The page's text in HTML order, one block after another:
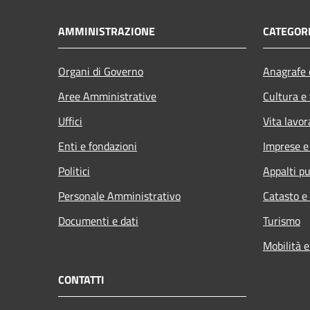
AMMINISTRAZIONE
Organi di Governo
Aree Amministrative
Uffici
Enti e fondazioni
Politici
Personale Amministrativo
Documenti e dati
Cultura
Vita
Imprese
Appalti
Catasto
Turismo
Mobilità
CONTATTI